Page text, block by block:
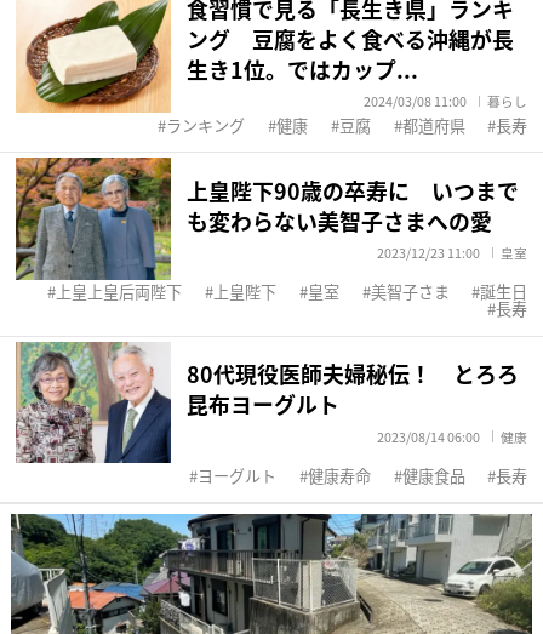
食習慣で見る「長生き県」ランキ
ング 豆腐をよく食べる沖縄が長
生き1位。ではカップ...
2024/03/08 11:00 暮らし
ランキング 健康 豆腐 都道府県 長寿
上皇陛下90歳の卒寿に いつまで
も変わらない美智子さまへの愛
2023/12/23 11:00 皇室
上皇上皇后両陛下 上皇陛下 皇室 美智子さま 誕生日
長寿
80代現役医師夫婦秘伝！ とろろ
昆布ヨーグルト
2023/08/14 06:00 健康
ヨーグルト 健康寿命 健康食品 長寿